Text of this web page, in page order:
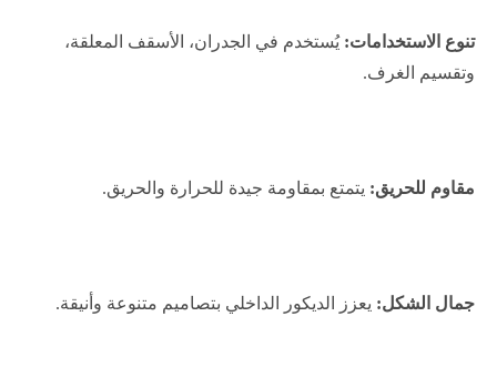
تنوع الاستخدامات: يُستخدم في الجدران، الأسقف المعلقة،
وتقسيم الغرف.
مقاوم للحريق: يتمتع بمقاومة جيدة للحرارة والحريق.
جمال الشكل: يعزز الديكور الداخلي بتصاميم متنوعة وأنيقة.